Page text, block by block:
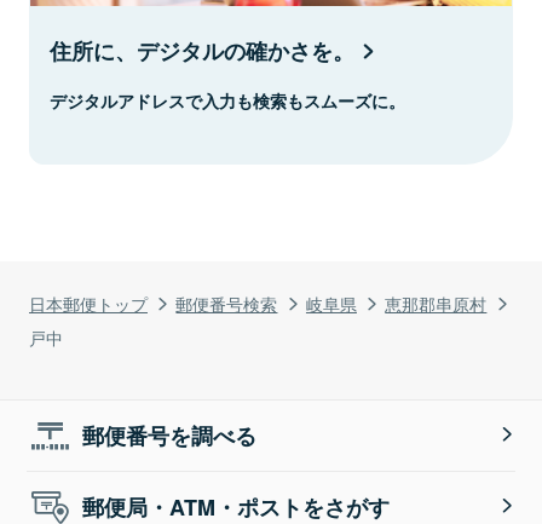
日本郵便トップ 郵便番号検索 岐阜県
恵那郡串原村
戸中
住所に、デジタルの確かさを。
デジタルアドレスで入力も検索もスムーズに。
郵便番号を調べる
郵便局・ATM・ポストをさがす